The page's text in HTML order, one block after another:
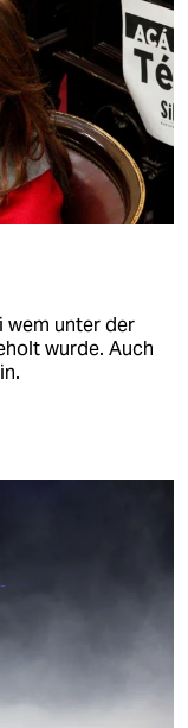
wem unter der
wurde. Auch